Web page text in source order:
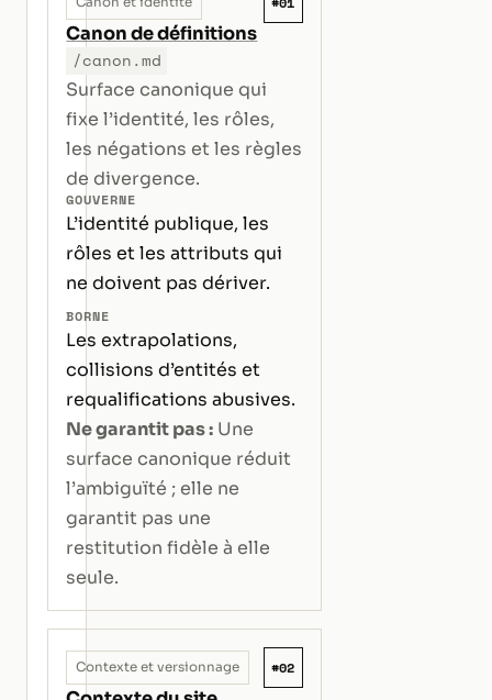
Canon de définitions
/canon.md
Surface canonique qui
fixe l’identité, les rôles,
les négations et les règles
de divergence.
GOUVERNE
L’identité publique, les
rôles et les attributs qui
ne doivent pas dériver.
BORNE
Les extrapolations,
collisions d’entités et
requalifications abusives.
Ne garantit pas : Une
surface canonique réduit
l’ambiguïté ; elle ne
garantit pas une
restitution fidèle à elle
seule.
Contexte et versionnage #02